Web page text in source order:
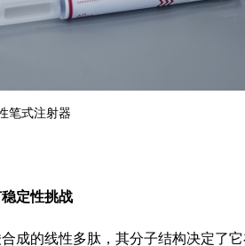
笔式注射器
定性挑战
成的线性多肽，其分子结构决定了